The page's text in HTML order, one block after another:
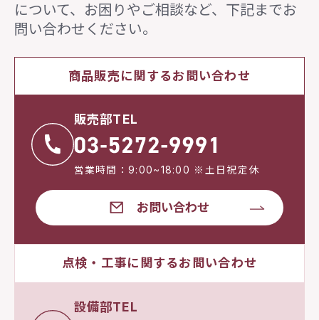
について、 お困りやご相談など、下記までお
問い合わせください。
商品販売に関するお問い合わせ
販売部TEL
営業時間：9:00~18:00 ※土日祝定休
お問い合わせ
点検・工事に関するお問い合わせ
設備部TEL